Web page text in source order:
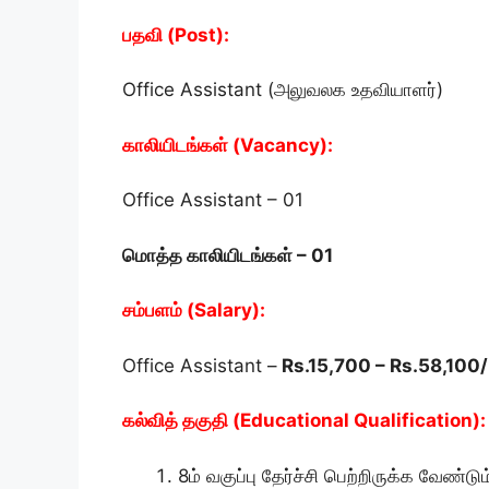
பதவி (Post):
Office Assistant (அலுவலக உதவியாளர்)
காலியிடங்கள் (Vacancy):
Office Assistant – 01
மொத்த காலியிடங்கள் – 01
சம்பளம் (Salary):
Office Assistant – Rs.15,700 –
கல்வித் தகுதி (Educational Qualification):
8ம் வகுப்பு தேர்ச்சி பெற்றிருக்க